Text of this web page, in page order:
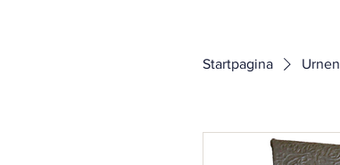
Startpagina Urnen